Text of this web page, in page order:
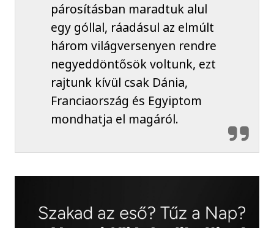
párosításban maradtuk alul
egy góllal, ráadásul az elmúlt
három világversenyen rendre
negyeddöntősök voltunk, ezt
rajtunk kívül csak Dánia,
Franciaország és Egyiptom
mondhatja el magáról.